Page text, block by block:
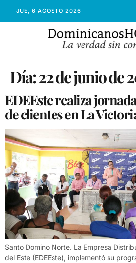
JUE, 6 AGOSTO 2026
Día:22 de junio de
EDEEste realiza
de clientes en La
Santo Domino Norte. La Empresa
del Este (EDEEste), implementó su